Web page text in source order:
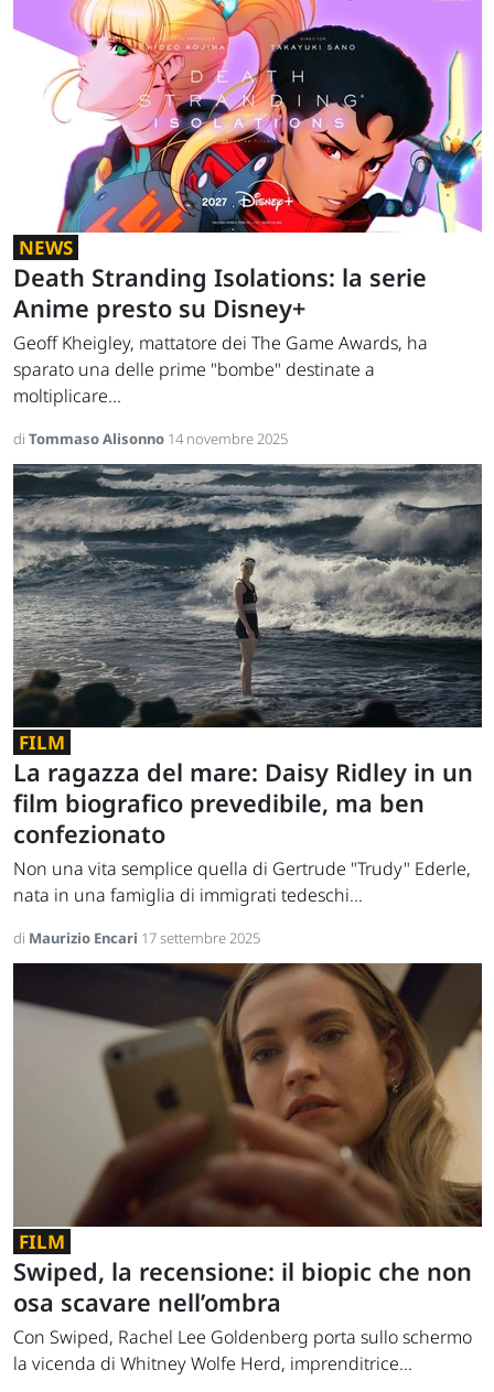
NEWS
Death Stranding Isolations: la serie
Anime presto su Disney+
Geoff Kheigley, mattatore dei The Game Awards, ha
sparato una delle prime "bombe" destinate a
moltiplicare...
di Tommaso Alisonno 14 novembre 2025
FILM
La ragazza del mare: Daisy Ridley in un
film biografico prevedibile, ma ben
confezionato
Non una vita semplice quella di Gertrude "Trudy" Ederle,
nata in una famiglia di immigrati tedeschi...
di Maurizio Encari 17 settembre 2025
FILM
Swiped, la recensione: il biopic che non
osa scavare nell’ombra
Con Swiped, Rachel Lee Goldenberg porta sullo schermo
la vicenda di Whitney Wolfe Herd, imprenditrice...